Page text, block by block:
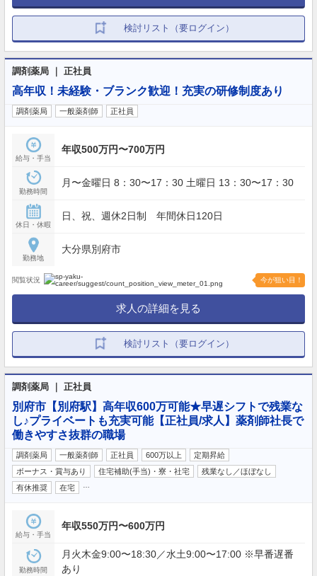
検討リスト（要ログイン）
調剤薬局 ｜ 正社員
高年収！未経験・ブランク歓迎！充実の研修制度あり
調剤薬局 一般薬剤師 正社員
給与・手当
年収500万円〜700万円
勤務時間
月〜金曜日 8：30〜17：30 土曜日 13：30〜17：30
休日・休暇
日、祝、週休2日制 年間休日120日
勤務地
大分県別府市
閲覧状況 今が狙い目！
求人の詳細を見る
検討リスト（要ログイン）
調剤薬局 ｜ 正社員
別府市【別府駅】高年収600万可能★早遅シフトで残業な
し♪プライベートも充実可能【正社員/求人】薬剤師社長で
働きやすさ抜群の職場
調剤薬局 一般薬剤師 正社員 600万以上
定期昇給
ボーナス・賞与あり
住宅補助(手当)・寮・社宅
残業なし／ほぼなし
有休推奨
在宅
給与・手当
年収550万円〜600万円
勤務時間
月火木金9:00〜18:30／水土9:00〜17:00 ※早番遅番
あり